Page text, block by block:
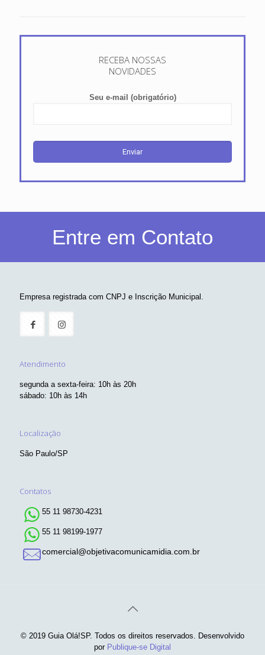
RECEBA NOSSAS
NOVIDADES
Seu e-mail (obrigatório)
Entre em Contato
Empresa registrada com CNPJ e Inscrição Municipal.
Atendimento
segunda a sexta-feira: 10h às 20h
sábado: 10h às 14h
Localização
São Paulo/SP
Contatos
55 11 98730-4231
55 11 98199-1977
comercial@objetivacomunicamidia.com.br
© 2019 Guia Olá!SP. Todos os direitos reservados. Desenvolvido
por Publique-se Digital